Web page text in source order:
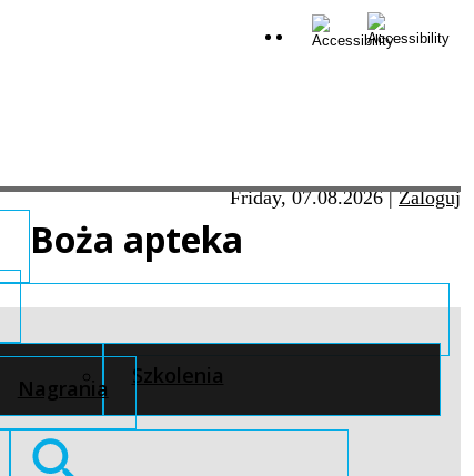
Friday, 07.08.2026|Zaloguj
Szkolenia
Nagrania
Boża apteka